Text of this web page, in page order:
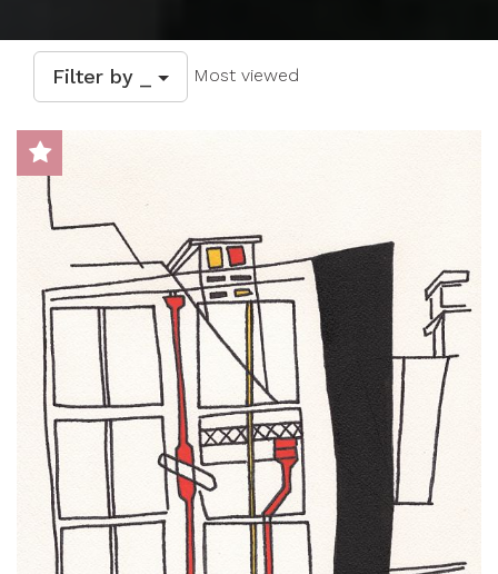
Filter by _ Most viewed